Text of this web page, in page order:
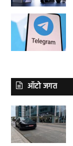
ऑटो जगत